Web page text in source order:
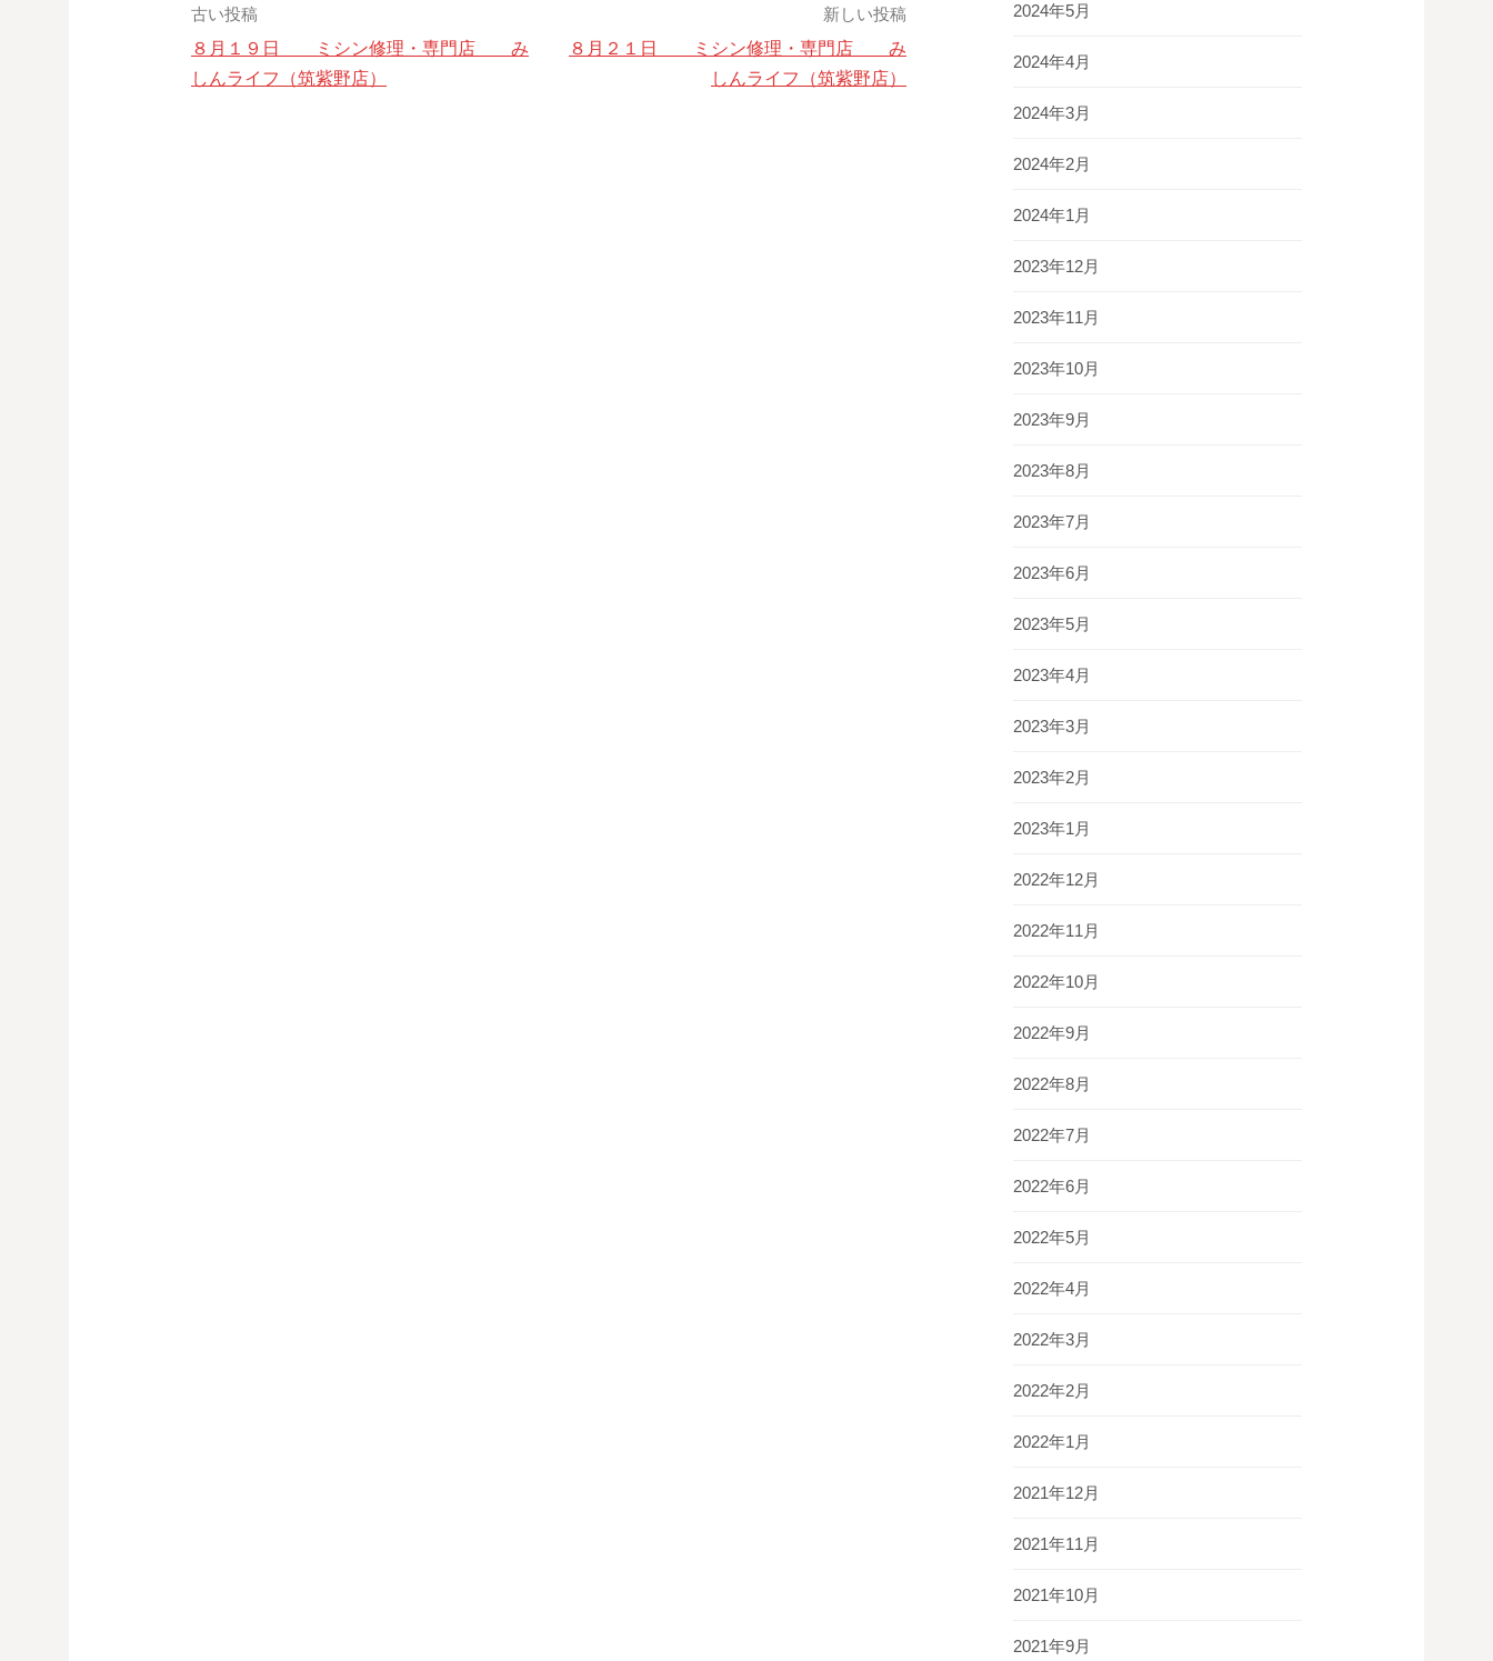
投
稿
古い投稿
８月１９日 ミシン修理・専門店 み
しんライフ（筑紫野店）
新しい投稿
８月２１日 ミシン修理・専門店 み
しんライフ（筑紫野店）
2024年5月
2024年4月
2024年3月
2024年2月
2024年1月
2023年12月
2023年11月
2023年10月
2023年9月
2023年8月
2023年7月
2023年6月
2023年5月
2023年4月
2023年3月
2023年2月
2023年1月
2022年12月
2022年11月
2022年10月
2022年9月
2022年8月
2022年7月
2022年6月
2022年5月
2022年4月
2022年3月
2022年2月
2022年1月
2021年12月
2021年11月
2021年10月
2021年9月